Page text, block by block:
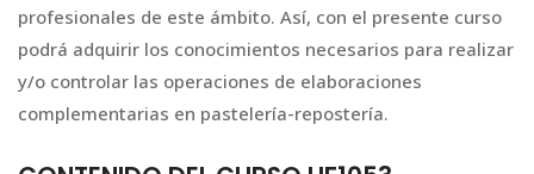
profesionales de este ámbito. Así, con el presente curso
podrá adquirir los conocimientos necesarios para realizar
y/o controlar las operaciones de elaboraciones
complementarias en pastelería-repostería.